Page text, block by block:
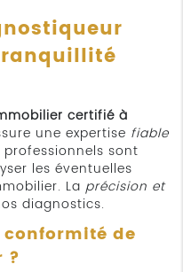
certifié à
une expertise fiable
professionnels sont
les éventuelles
La précision et
diagnostics.
de
?